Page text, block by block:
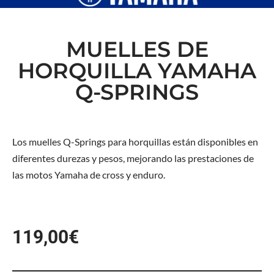
MUELLES DE
HORQUILLA YAMAHA
Q-SPRINGS
Los muelles Q-Springs para horquillas están disponibles en
diferentes durezas y pesos, mejorando las prestaciones de
las motos Yamaha de cross y enduro.
119,00€